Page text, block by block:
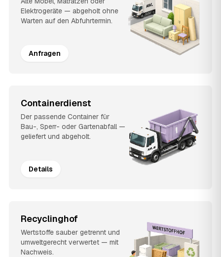
Elektrogeräte — abgeholt ohne
Warten auf den Abfuhrtermin.
Anfragen
Containerdienst
Der passende Container für
Bau-, Sperr- oder Gartenabfall —
geliefert und abgeholt.
Details
Recyclinghof
Wertstoffe sauber getrennt und
umweltgerecht verwertet — mit
Nachweis.